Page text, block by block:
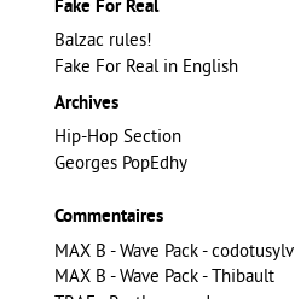
Fake For Real
Balzac rules!
Fake For Real in English
Archives
Hip-Hop Section
Georges PopEdhy
Commentaires
MAX B - Wave Pack - codotusylv
MAX B - Wave Pack - Thibault